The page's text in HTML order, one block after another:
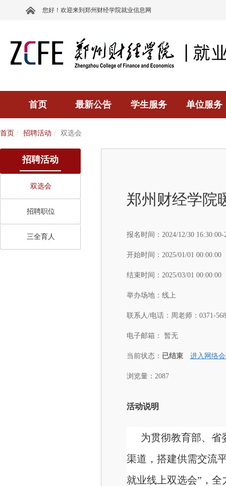
您好！欢迎来到郑州财经学院就业信息网
首页 最新公告 学生服务 单位服务
首页 招聘活动 双选会
招聘活动
双选会
招聘职位
三全育人
郑州财经学院
报名时间： 2024/12/30
开始时间： 2025/01/01 00:00:00
结束时间： 2025/03/01 00:00:00
举办场地： 线上
联系人/电话： 周老师：0371-
电子邮箱： 暂无
当前状态： 已结束 进入网络
浏览量：2087
活动说明
为贯彻教育部、省
渠道，搭建供需交流
就业线上双选会”，